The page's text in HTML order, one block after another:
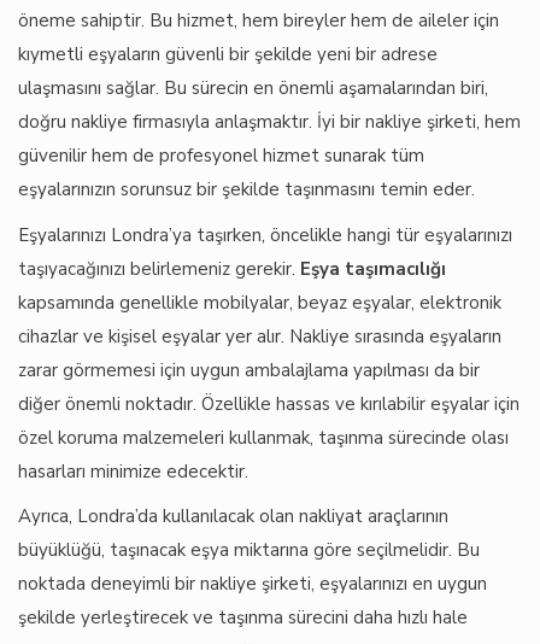
öneme sahiptir. Bu hizmet, hem bireyler hem de aileler için
kıymetli eşyaların güvenli bir şekilde yeni bir adrese
ulaşmasını sağlar. Bu sürecin en önemli aşamalarından biri,
doğru nakliye firmasıyla anlaşmaktır. İyi bir nakliye şirketi, hem
güvenilir hem de profesyonel hizmet sunarak tüm
eşyalarınızın sorunsuz bir şekilde taşınmasını temin eder.
Eşyalarınızı Londra’ya taşırken, öncelikle hangi tür eşyalarınızı
taşıyacağınızı belirlemeniz gerekir. Eşya taşımacılığı
kapsamında genellikle mobilyalar, beyaz eşyalar, elektronik
cihazlar ve kişisel eşyalar yer alır. Nakliye sırasında eşyaların
zarar görmemesi için uygun ambalajlama yapılması da bir
diğer önemli noktadır. Özellikle hassas ve kırılabilir eşyalar için
özel koruma malzemeleri kullanmak, taşınma sürecinde olası
hasarları minimize edecektir.
Ayrıca, Londra’da kullanılacak olan nakliyat araçlarının
büyüklüğü, taşınacak eşya miktarına göre seçilmelidir. Bu
noktada deneyimli bir nakliye şirketi, eşyalarınızı en uygun
şekilde yerleştirecek ve taşınma sürecini daha hızlı hale